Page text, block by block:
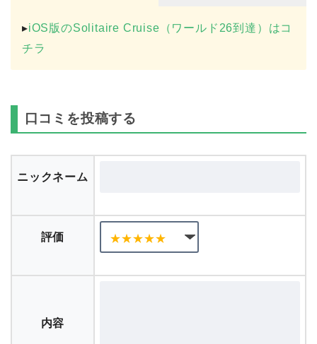
▸iOS版のSolitaire Cruise（ワールド26到達）はコ
チラ
口コミを投稿する
ニックネーム
評価
内容